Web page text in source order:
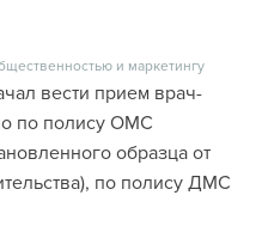
и маркетингу
вести прием врач-
по полису ОМС
образца от
по полису ДМС